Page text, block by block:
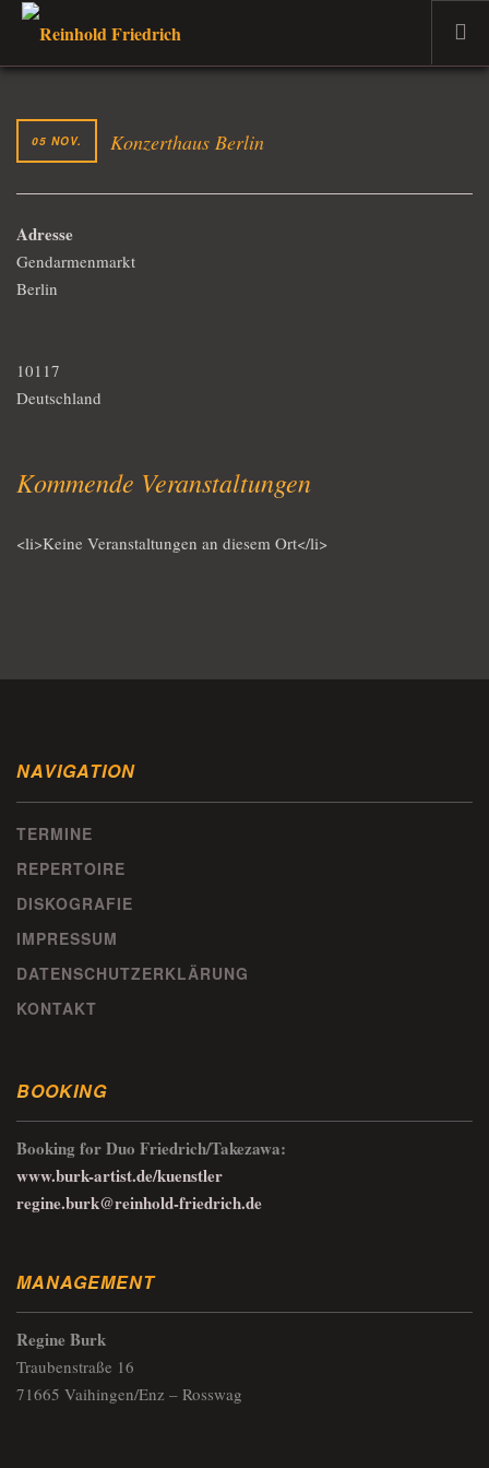
DER MUSIKER
DER DOZENT
05 NOV. Konzerthaus Berlin
Adresse
Gendarmenmarkt
Berlin
10117
Deutschland
Kommende Veranstaltungen
<li>Keine Veranstaltungen an diesem Ort</li>
NAVIGATION
TERMINE
REPERTOIRE
DISKOGRAFIE
IMPRESSUM
DATENSCHUTZERKLÄRUNG
KONTAKT
BOOKING
Booking for Duo Friedrich/Takezawa:
www.burk-artist.de/kuenstler
regine.burk@reinhold-friedrich.de
MANAGEMENT
Regine Burk
Traubenstraße 16
71665 Vaihingen/Enz – Rosswag